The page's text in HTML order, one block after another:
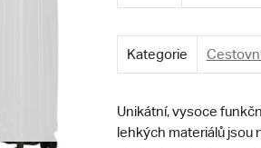
Kategorie
Unikátní, vysoce
lehkých materiálů jsou